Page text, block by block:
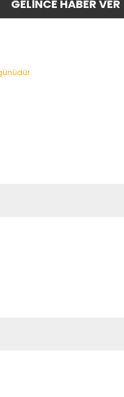
GELİNCE HABER VER